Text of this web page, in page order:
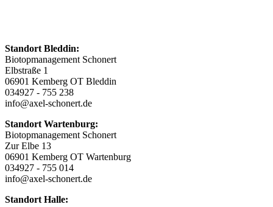
Standort Bleddin:
Biotopmanagement Schonert
Elbstraße 1
06901 Kemberg OT Bleddin
034927 - 755 238
info@axel-schonert.de
Standort Wartenburg:
Biotopmanagement Schonert
Zur Elbe 13
06901 Kemberg OT Wartenburg
034927 - 755 014
info@axel-schonert.de
Standort Halle: